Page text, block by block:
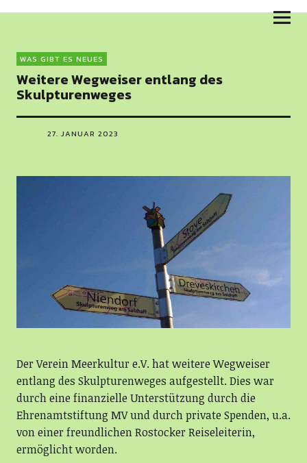
Skulpturenweg am Salzhaff
WAS GIBT ES NEUES
Weitere Wegweiser entlang des
Skulpturenweges
27. JANUAR 2023
Der Verein Meerkultur e.V. hat weitere Wegweiser
entlang des Skulpturenweges aufgestellt. Dies war
durch eine finanzielle Unterstützung durch die
Ehrenamtstiftung MV und durch private Spenden, u.a.
von einer freundlichen Rostocker Reiseleiterin,
ermöglicht worden.